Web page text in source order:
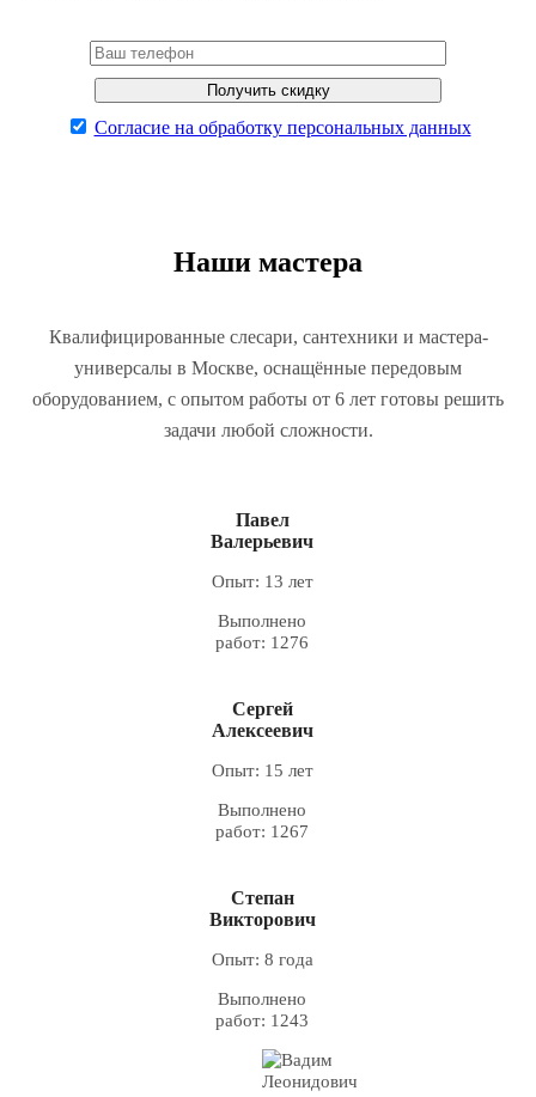
Согласие на обработку персональных данных
Наши мастера
Квалифицированные слесари, сантехники и мастера-
универсалы в Москве, оснащённые передовым
оборудованием, с опытом работы от 6 лет готовы решить
задачи любой сложности.
Павел
Валерьевич
Опыт: 13 лет
Выполнено
работ: 1276
Сергей
Алексеевич
Опыт: 15 лет
Выполнено
работ: 1267
Степан
Викторович
Опыт: 8 года
Выполнено
работ: 1243